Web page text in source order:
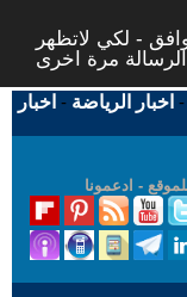
- لكي لاتظهر
- اخبار الرياضة - اخبار
- ادعمونا